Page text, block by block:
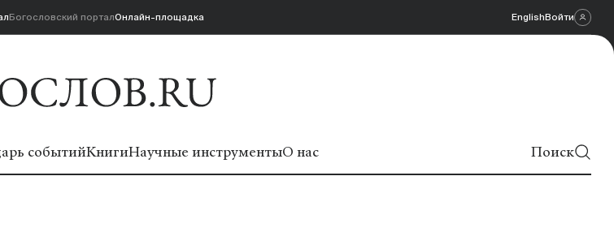
Богословский порталОнлайн-площадка EnglishВойти
событийКнигиНаучные инструментыО нас Поиск